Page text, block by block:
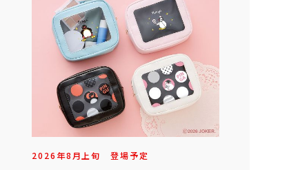
2026年8月上旬 登場予定